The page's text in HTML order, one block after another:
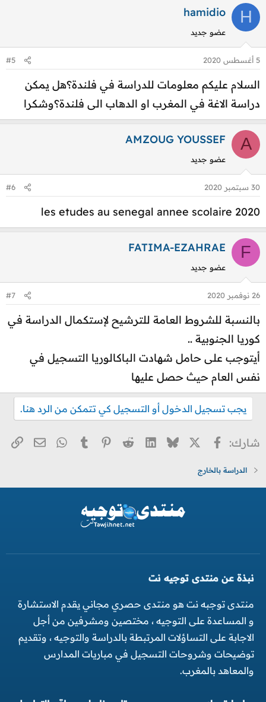
ت
ع
ت
H
hamidio
عضو جديد
5 أغسطس 2020 #5
السلام عليكم معلومات للدراسة في فلندة؟هل يمكن
دراسة الاغة في المغرب او الدهاب الى فلندة؟وشكرا
A
AMZOUG YOUSSEF
عضو جديد
30 سبتمبر 2020 #6
les etudes au senegal annee scolaire 2020
F
FATIMA-EZAHRAE
عضو جديد
26 نوفمبر 2020 #7
بالنسبة للشروط العامة للترشيح لإستكمال الدراسة في
كوريا الجنوبية ..
أيتوجب على حامل شهادت الباكالوريا التسجيل في
نفس العام حيث حصل عليها
يجب تسجيل الدخول أو التسجيل كي تتمكن من الرد هنا.
شارك: فيسبوك
X
Bluesky
LinkedIn
Reddit
Pinterest
Tumblr
WhatsApp
البريد
الدراسة بالخارج
نبذة عن منتدى توجيه نت
منتدى توجبه نت هو منتدى حصري مجاني يقدم الاستشارة
و المساعدة على التوجيه ، مختصين ومشرفين من أجل
الاجابة على التساؤلات المرتبطة بالدراسة والتوجيه ، وتقديم
توضيحات وشروحات التسجيل في مباريات المدارس
والمعاهد بالمغرب.